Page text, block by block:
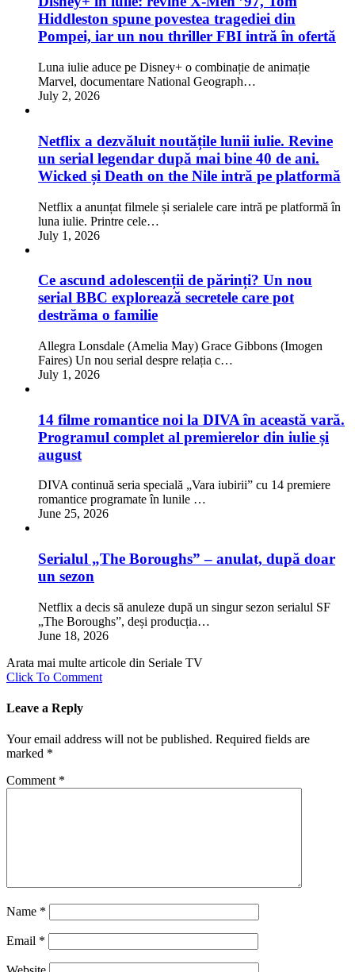
Hiddleston spune povestea tragediei din
Pompei, iar un nou thriller FBI intră în ofertă
Luna iulie aduce pe Disney+ o combinație de animație
Marvel, documentare National Geograph…
July 2, 2026
Netflix a dezvăluit noutățile lunii iulie. Revine
un serial legendar după mai bine 40 de ani.
Wicked și Death on the Nile intră pe platformă
Netflix a anunțat filmele și serialele care intră pe platformă în
luna iulie. Printre cele…
July 1, 2026
Ce ascund adolescenții de părinți? Un nou
serial BBC explorează secretele care pot
destrăma o familie
Allegra Lonsdale (Amelia May) Grace Gibbons (Imogen
Faires) Un nou serial despre relația c…
July 1, 2026
14 filme romantice noi la DIVA în această vară.
Programul complet al premierelor din iulie și
august
DIVA continuă seria specială „Vara iubirii” cu 14 premiere
romantice programate în lunile …
June 25, 2026
Serialul „The Boroughs” – anulat, după doar
un sezon
Netflix a decis să anuleze după un singur sezon serialul SF
„The Boroughs”, deși producția…
June 18, 2026
Arata mai multe articole din Seriale TV
Click To Comment
Leave a Reply
Your email address will not be published. Required fields are
marked *
Comment *
Name *
Email *